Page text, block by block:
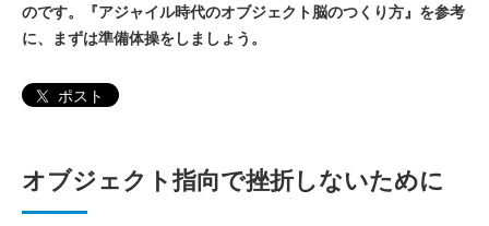
のです。『アジャイル時代のオブジェクト脳のつくり方』を参考
に、まずは準備体操をしましょう。
ポスト
オブジェクト指向で挫折しないために